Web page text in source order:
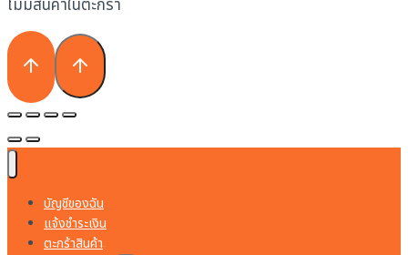
ไม่มีสินค้าในตะกร้า
บัญชีของฉัน
แจ้งชำระเงิน
ตะกร้าสินค้า